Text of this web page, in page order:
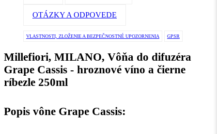
OTÁZKY A ODPOVEDE
VLASTNOSTI, ZLOŽENIE A BEZPEČNOSTNÉ UPOZORNENIA GPSR
Millefiori, MILANO, Vôňa do difuzéra
Grape Cassis - hroznové víno a čierne
ríbezle 250ml
Popis vône Grape Cassis: